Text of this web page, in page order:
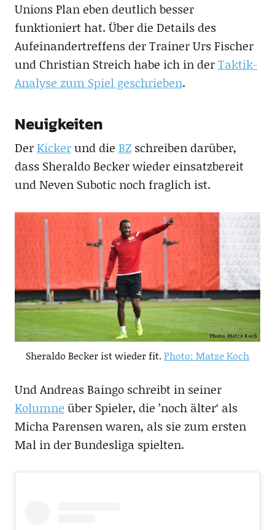
Unions Plan eben deutlich besser
funktioniert hat. Über die Details des
Aufeinandertreffens der Trainer Urs Fischer
und Christian Streich habe ich in derTaktik-
Analyse zum Spiel geschrieben.
Neuigkeiten
DerKickerund die BZschreiben darüber,
dass Sheraldo Becker wieder einsatzbereit
und Neven Subotic noch fraglich ist.
Sheraldo Becker ist wieder fit.Photo: Matze Koch
Und Andreas Baingo schreibt in seiner
Kolumne über Spieler, die ’noch älter‘ als
Micha Parensen waren, als sie zum ersten
Mal in der Bundesliga spielten.